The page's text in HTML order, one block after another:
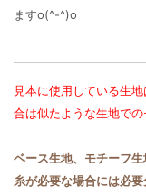
ますo(^-^)o
見本に使用している生
合は似たような生地での
ベース生地、モチーフ
糸が必要な場合には必要